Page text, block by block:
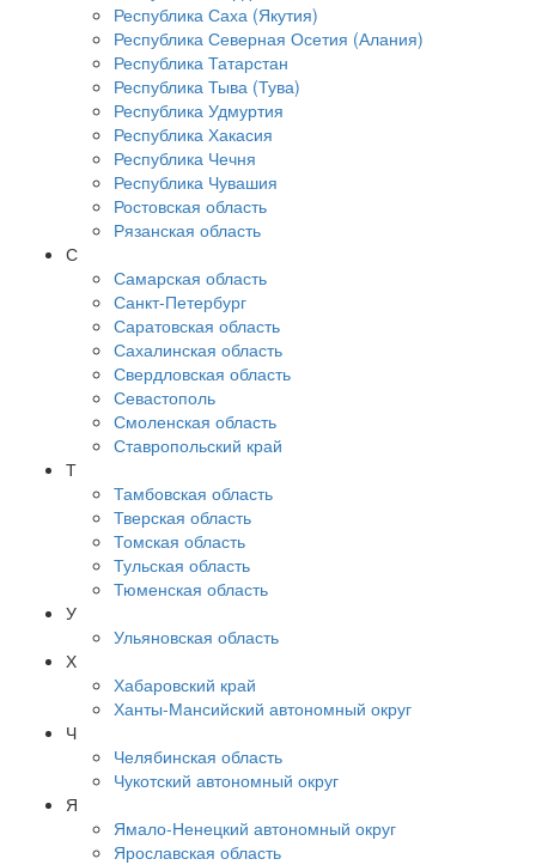
Республика Саха (Якутия)
Республика Северная Осетия (Алания)
Республика Татарстан
Республика Тыва (Тува)
Республика Удмуртия
Республика Хакасия
Республика Чечня
Республика Чувашия
Ростовская область
Рязанская область
С
Самарская область
Санкт-Петербург
Саратовская область
Сахалинская область
Свердловская область
Севастополь
Смоленская область
Ставропольский край
Т
Тамбовская область
Тверская область
Томская область
Тульская область
Тюменская область
У
Ульяновская область
Х
Хабаровский край
Ханты-Мансийский автономный округ
Ч
Челябинская область
Чукотский автономный округ
Я
Ямало-Ненецкий автономный округ
Ярославская область